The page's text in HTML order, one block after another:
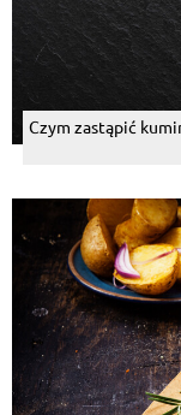
Czym zastąpić